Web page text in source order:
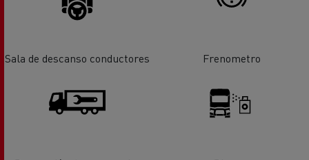
Sala de descanso conductores Frenometro